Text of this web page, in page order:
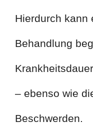
Hierdurch kann
Behandlung
– ebenso wie
Beschwerden.